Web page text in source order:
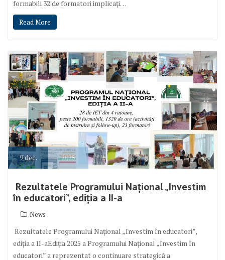
formabili 32 de formatori implicați…
Read More
9dec. 2025
Rezultatele Programului Național „Investim
în educatori”, ediția a II-a
News
Rezultatele Programului Național „Investim în educatori”,
ediția a II-aEdiția 2025 a Programului Național „Investim în
educatori” a reprezentat o continuare strategică a